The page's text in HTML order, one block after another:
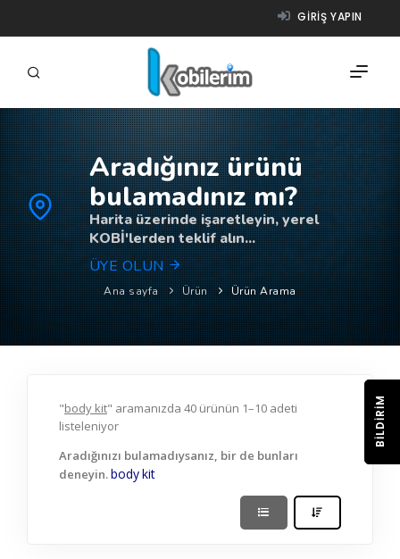
GIRIŞ YAPIN
FIRMALAR
ÜRÜNLER
NASIL ÇALIŞIR?
YARDIM
Aradığınız ürünü
bulamadınız mı?
Harita üzerinde işaretleyin, yerel
KOBİ'lerden teklif alın...
ÜYE OLUN
Ana sayfa Ürün Ürün Arama
"body kit" aramanızda 40 ürünün 1–10 adeti
listeleniyor
Aradığınızı bulamadıysanız, bir de bunları
deneyin.bodykit
BILDIRIM